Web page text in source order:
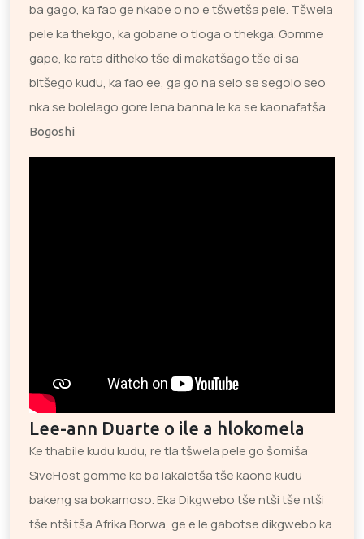
ba gago, ka fao ge nkabe o no e tšwetša pele. Tšwela
pele ka thekgo, ka gobane o tloga o thekga. Gomme
gape, ke rata ditheko tše di makatšago tše di sa
bitšego kudu, ka fao ee, ga go na selo se segolo seo
nka se bolelago gore lena banna le ka se kaonafatša.
Bogoshi
Lee-ann Duarte o ile a hlokomela
Ke thabile kudu kudu, re tla tšwela pele go šomiša
SiveHost gomme ke ba lakaletša tše kaone kudu
bakeng sa bokamoso. Eka Dikgwebo tše ntši tše ntši
tše ntši tša Afrika Borwa, ge e le gabotse dikgwebo ka